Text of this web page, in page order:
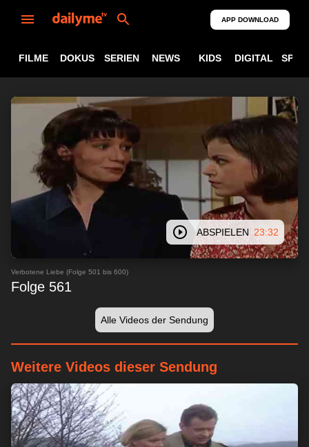
Wir respektieren Ihre Privatsphäre
Wir und unsere Partner speichern und/oder greifen auf
APP DOWNLOAD
FILME DOKUS SERIEN NEWS KIDS DIGITAL
ABSPIELEN 23:32
Verbotene Liebe (Folge 501 bis 600)
Folge 561
Alle Videos der Sendung
Weitere Videos dieser Sendung